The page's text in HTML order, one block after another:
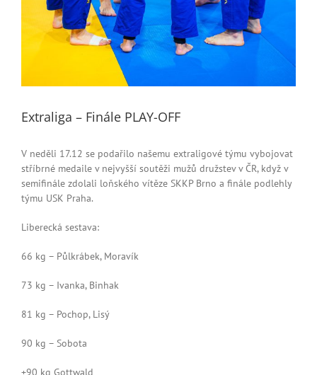
Extraliga – Finále PLAY-OFF
V neděli 17.12 se podařilo našemu extraligové týmu vybojovat
stříbrné medaile v nejvyšší soutěži mužů družstev v ČR, když v
semifinále zdolali loňského vítěze SKKP Brno a finále podlehly
týmu USK Praha.
Liberecká sestava:
66 kg – Půlkrábek, Moravík
73 kg – Ivanka, Binhak
81 kg – Pochop, Lisý
90 kg – Sobota
+90 kg Gottwald